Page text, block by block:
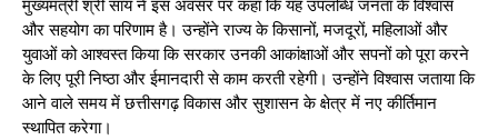
मुख्यमंत्री श्री साय ने इस अवसर पर कहा कि यह उपलब्धि जनता के विश्वास
और सहयोग का परिणाम है। उन्होंने राज्य के किसानों, मजदूरों, महिलाओं और
युवाओं को आश्वस्त किया कि सरकार उनकी आकांक्षाओं और सपनों को पूरा करने
के लिए पूरी निष्ठा और ईमानदारी से काम करती रहेगी। उन्होंने विश्वास जताया कि
आने वाले समय में छत्तीसगढ़ विकास और सुशासन के क्षेत्र में नए कीर्तिमान
स्थापित करेगा।